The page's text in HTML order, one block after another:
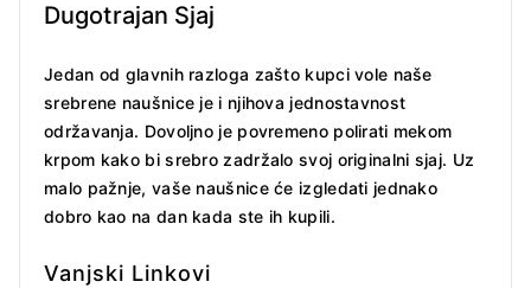
Dugotrajan Sjaj
Jedan od glavnih razloga zašto kupci vole naše
srebrene naušnice je i njihova jednostavnost
održavanja. Dovoljno je povremeno polirati mekom
krpom kako bi srebro zadržalo svoj originalni sjaj. Uz
malo pažnje, vaše naušnice će izgledati jednako
dobro kao na dan kada ste ih kupili.
Vanjski Linkovi